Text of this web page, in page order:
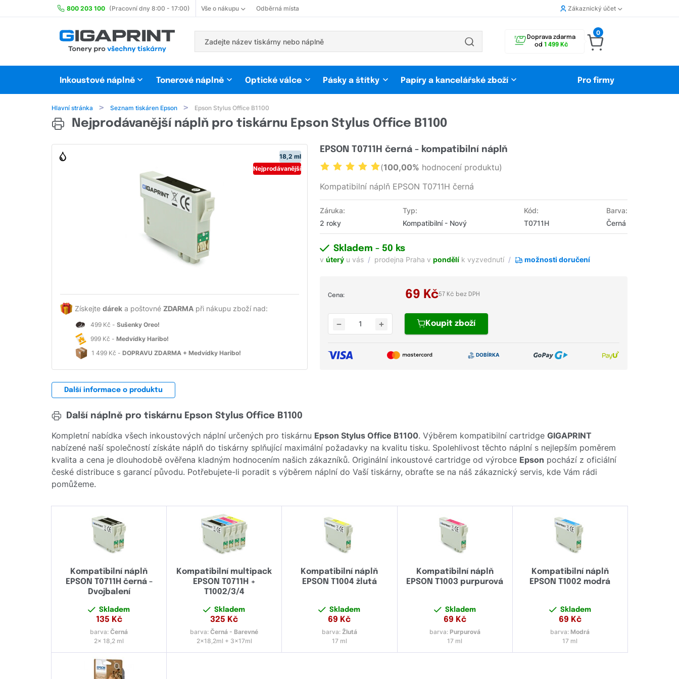
800 203 100 (Pracovní dny 8:00 - 17:00) Vše o nákupu Odběrná místa Zákaznický účet
Doprava zdarma
od 1 499 Kč
0
Inkoustové náplně Tonerové náplně Optické válce Pásky a štítky Papíry a kancelářské zboží Pro firmy
Hlavní stránka Seznam tiskáren Epson Epson Stylus Office B1100
Nejprodávanější náplň pro tiskárnu Epson Stylus Office B1100
18,2 ml
Nejprodávanější
Získejte dárek a poštovné ZDARMA při nákupu zboží nad:
499 Kč - Sušenky Oreo!
999 Kč - Medvídky Haribo!
1 499 Kč - DOPRAVU ZDARMA + Medvídky Haribo!
EPSON T0711H černá - kompatibilní náplň
(100,00% hodnocení produktu)
Kompatibilní náplň EPSON T0711H černá
Záruka:
2 roky
Typ:
Kompatibilní - Nový
Kód:
T0711H
Barva:
Černá
Skladem- 50 ks
vúterý u vás prodejna Praha vpondělí k vyzvednutí možnosti doručení
Cena: 69 Kč57 Kč bez DPH
Koupitzboží
Další informace o produktu
Další náplně pro tiskárnu Epson Stylus Office B1100
Kompletní nabídka všech inkoustových náplní určených pro tiskárnu Epson Stylus Office B1100. Výběrem kompatibilní cartridge GIGAPRINT
nabízené naší společností získáte náplň do tiskárny splňující maximální požadavky na kvalitu tisku. Spolehlivost těchto náplní s nejlepším poměrem
kvalita a cena je dlouhodobě ověřena kladným hodnocením našich zákazníků. Originální inkoustové cartridge od výrobce Epson pochází z oficiální
české distribuce s garancí původu. Potřebujete-li poradit s výběrem náplní do Vaší tiskárny, obraťte se na náš zákaznický servis, kde Vám rádi
pomůžeme.
Kompatibilní náplň
EPSON T0711H černá -
Dvojbalení
Skladem
135 Kč
barva:Černá
2x 18,2 ml
Kompatibilní multipack
EPSON T0711H +
T1002/3/4
Skladem
325 Kč
barva:Černá - Barevné
2x18,2ml + 3x17ml
Kompatibilní náplň
EPSON T1004 žlutá
Skladem
69 Kč
barva: Žlutá
17 ml
Kompatibilní náplň
EPSON T1003 purpurová
Skladem
69 Kč
barva: Purpurová
17 ml
Kompatibilní náplň
EPSON T1002 modrá
Skladem
69 Kč
barva: Modrá
17 ml